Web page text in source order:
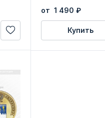
удостоверения
от 1 490 ₽
Купить